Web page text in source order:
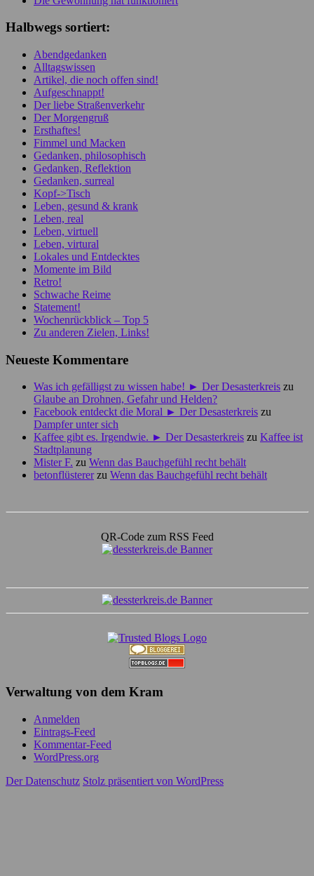
Halbwegs sortiert:
Abendgedanken
Alltagswissen
Artikel, die noch offen sind!
Aufgeschnappt!
Der liebe Straßenverkehr
Der Morgengruß
Ersthaftes!
Fimmel und Macken
Gedanken, philosophisch
Gedanken, Reflektion
Gedanken, surreal
Kopf->Tisch
Leben, gesund & krank
Leben, real
Leben, virtuell
Leben, virtural
Lokales und Entdecktes
Momente im Bild
Retro!
Schwache Reime
Statement!
Wochenrückblick – Top 5
Zu anderen Zielen, Links!
Neueste Kommentare
Was ich gefälligst zu wissen habe! ► Der Desasterkreis zu
Glaube an Drohnen, Gefahr und Helden?
Facebook entdeckt die Moral ► Der Desasterkreis zu
Dampfer unter sich
Kaffee gibt es. Irgendwie. ► Der Desasterkreis zu Kaffee ist
Stadtplanung
Mister F. zu Wenn das Bauchgefühl recht behält
betonflüstererzu Wenn das Bauchgefühl recht behält
QR-Code zum RSS Feed
Verwaltung von dem Kram
Anmelden
Eintrags-Feed
Kommentar-Feed
WordPress.org
Der Datenschutz Stolz präsentiert von WordPress